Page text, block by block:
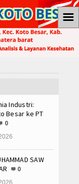
☰
Industri:
Besar ke PT
0
SAW
0